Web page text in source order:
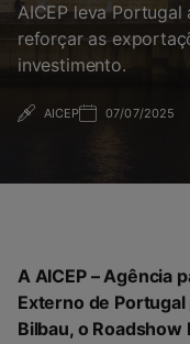
AICEP leva Portugal
reforçar as
investimento.
AICEP 07/07/2025
A AICEP – Agência
Externo de
Bilbau, o Roadshow